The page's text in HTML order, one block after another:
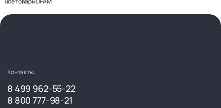
Контакты:
8 499 962-55-22
8 800 777-98-21